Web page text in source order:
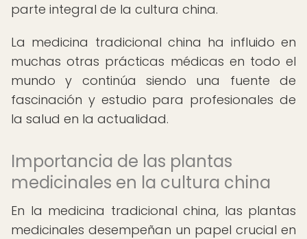
parte integral de la cultura china.
La medicina tradicional china ha influido en
muchas otras prácticas médicas en todo el
mundo y continúa siendo una fuente de
fascinación y estudio para profesionales de
la salud en la actualidad.
Importancia de las plantas
medicinales en la cultura china
En la medicina tradicional china, las plantas
medicinales desempeñan un papel crucial en